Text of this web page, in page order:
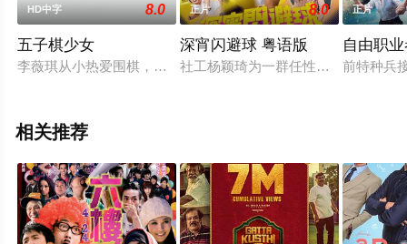
HD中字 8.0
五子棋少女
李薇琪从小热爱围棋，梦想着在围棋比赛耀武扬威，却始终未
正片 8.0
深宵闪避球 粤语版
社工杨颖琦为一群任性少女开设的“
正片
自由职
前特种兵
相关推荐